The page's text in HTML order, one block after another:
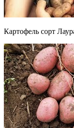
Картофель сорт